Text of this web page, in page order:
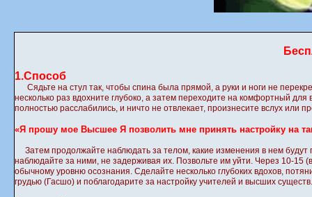
1.Способ
Сядьте на стул так, чтобы спина была прямой, а руки и ноги не
несколько раз вдохните глубоко, а затем переходите на комфортный
полностью расслабились, и ничто не отвлекает, произнесите вслух
«Я прошу мое Высшее Я позволить мне принять настройку на
Затем продолжайте наблюдать за телом, какие изменения в нем
наблюдайте за ними, не задерживая их. Позвольте им уйти. Через 10-15
обычному уровню осознания. Сделайте несколько глубоких вдохов,
грудью (Гасшо) и поблагодарите за настройку учителей и высших